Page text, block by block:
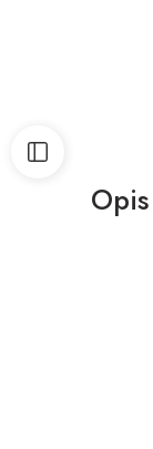
Opis